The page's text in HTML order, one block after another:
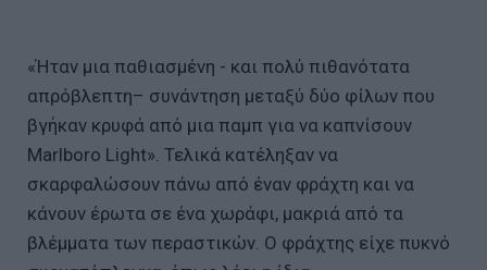
«Ήταν μια παθιασμένη - και πολύ πιθανότατα
απρόβλεπτη– συνάντηση μεταξύ δύο φίλων που
βγήκαν κρυφά από μια παμπ για να καπνίσουν
Marlboro Light». Τελικά κατέληξαν να
σκαρφαλώσουν πάνω από έναν φράχτη και να
κάνουν έρωτα σε ένα χωράφι, μακριά από τα
βλέμματα των περαστικών. Ο φράχτης είχε πυκνό